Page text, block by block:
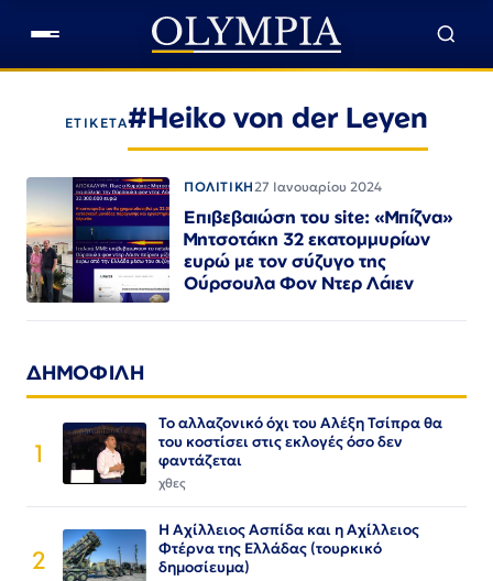
ΕΤΙΚΕΤΑ#Heiko von der Leyen
ΠΟΛΙΤΙΚΗ27 Ιανουαρίου 2024
Επιβεβαιώση του site: «Μπίζνα»
Μητσοτάκη 32 εκατομμυρίων
ευρώ με τον σύζυγο της
Ούρσουλα Φον Ντερ Λάιεν
ΔΗΜΟΦΙΛΗ
1
Το αλλαζονικό όχι του Αλέξη Τσίπρα θα
του κοστίσει στις εκλογές όσο δεν
φαντάζεται
χθες
2
Η Αχίλλειος Ασπίδα και η Αχίλλειος
Φτέρνα της Ελλάδας (τουρκικό
δημοσίευμα)